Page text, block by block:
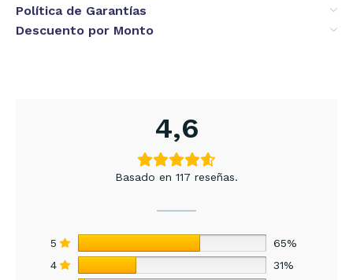
Política de Garantías
Descuento por Monto
4,6
Basado en 117 reseñas.
5
65%
4
31%